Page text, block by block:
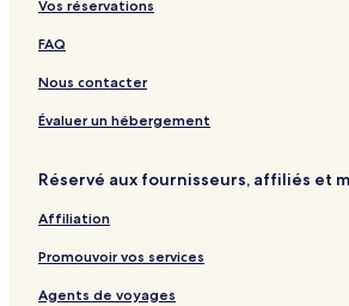
k
,
L
o
a
l
h
e
F
e
n
i
l
y
,
o
l
a
n
d
G
e
s
o
r
t
-
T
h
W
l
e
s
s
R
e
y
b
o
r
o
e
l
s
Vos réservations
FAQ
Nous contacter
Évaluer un hébergement
Réservé aux fournisseurs, affiliés et
Affiliation
Promouvoir vos services
Agents de voyages